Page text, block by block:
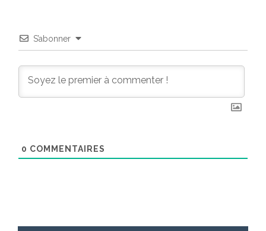
S’abonner
0 COMMENTAIRES